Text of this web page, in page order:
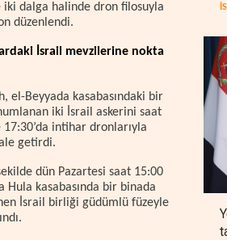
iki dalga halinde dron filosuyla
düzenlendi.
İsrail mevzilerine nokta
el-Beyyada kasabasındaki bir
iki İsrail askerini saat
17:30’da intihar dronlarıyla
getirdi.
dün Pazartesi saat 15:00
Hula kasabasında bir binada
İsrail birliği güdümlü füzeyle